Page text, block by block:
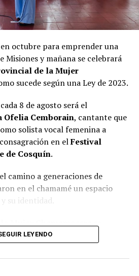
octubre para emprender una
Misiones y mañana se celebrará
de la Mujer
sucede según una Ley de 2023.
8 de agosto será el
Ofelia Cemborain, cantante que
solista vocal femenina a
en elFestival
de Cosquín.
camino a generaciones de
en el chamamé un espacio
su identidad.
VI – N.º 328 y con ello se
las artistas que, con su voz, su
de difusión, investigación,
y gestión cultural, mantienen
LEYENDO